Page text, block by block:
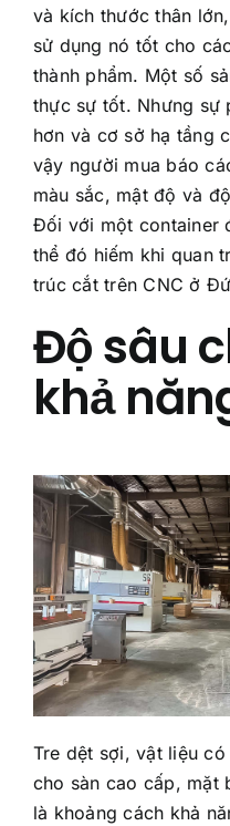
và kích thước thân
sử dụng nó tốt cho
thành phẩm. Một số
thực sự tốt. Nhưng sự
hơn và cơ sở hạ tầng
vậy người mua báo
màu sắc, mật độ và
Đối với một container
thể đó hiếm khi quan
trúc cắt trên CNC ở
Độ sâu
khả
Tre dệt sợi, vật liệu
cho sàn cao cấp, mặt
là khoảng cách khả